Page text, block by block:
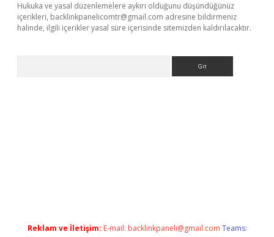
Hukuka ve yasal düzenlemelere aykırı olduğunu düşündüğünüz
içerikleri, backlinkpanelicomtr@gmail.com adresine bildirmeniz
halinde, ilgili içerikler yasal süre içerisinde sitemizden kaldırılacaktır.
Reklam ve İletişim: E-mail: backlinkpaneli@gmail.com Teams: